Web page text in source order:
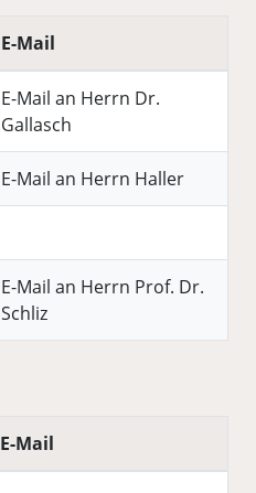
E-Mail
E-Mail an Herrn Dr.
Gallasch
E-Mail an Herrn Haller
E-Mail an Herrn Prof. Dr.
Schliz
E-Mail